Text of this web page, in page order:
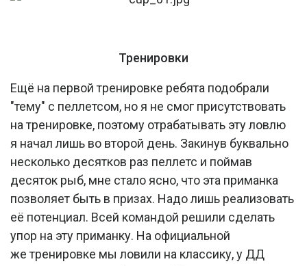
Тренировки
Ещё на первой тренировке ребята подобрали
"тему" с пеллетсом, но я не смог присутствовать
на тренировке, поэтому отрабатывать эту ловлю
я начал лишь во второй день. Закинув буквально
несколько десятков раз пеллетс и поймав
десяток рыб, мне стало ясно, что эта приманка
позволяет быть в призах. Надо лишь реализовать
её потенциал. Всей командой решили сделать
упор на эту приманку. На официальной
же тренировке мы ловили на классику, у ДД